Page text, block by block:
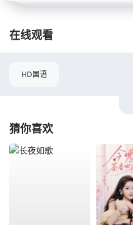
在线观看
HD国语
猜你喜欢